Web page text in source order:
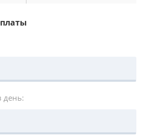
день: